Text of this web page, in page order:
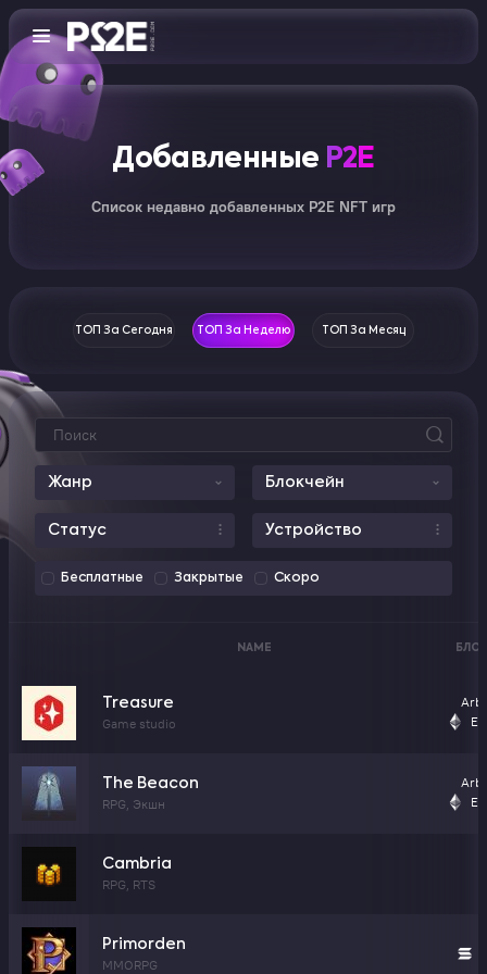
Добавленные P2E
Список недавно добавленных P2E NFT игр
ТОП За Сегодня ТОП За Неделю ТОП За Месяц
Жанр Блокчейн
Статус Устройство
Бесплатные Закрытые Скоро
NAME
Treasure
Game studio
The Beacon
RPG, Экшн
Cambria
RPG, RTS
Primorden
MMORPG